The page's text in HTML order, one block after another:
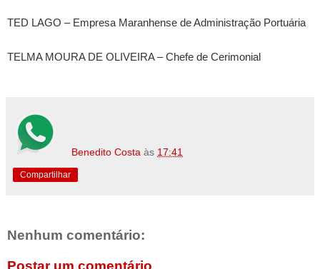
TED LAGO – Empresa Maranhense de Administração Portuária
TELMA MOURA DE OLIVEIRA – Chefe de Cerimonial
Benedito Costa às 17:41
Compartilhar
Nenhum comentário:
Postar um comentário